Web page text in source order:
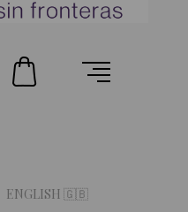
ENGLISH 🇬🇧